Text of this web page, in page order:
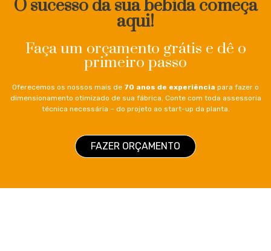
O sucesso da sua bebida começa
aqui!
Faça um orçamento grátis e dê o
primeiro passo
Oferecemos os nossos mais de 70 anos de experiência para fazer o
dimensionamento otimizado de sua fábrica. Conte com toda assessoria
técnica necessária – do projeto ao start-up da planta.
FAZER ORÇAMENTO